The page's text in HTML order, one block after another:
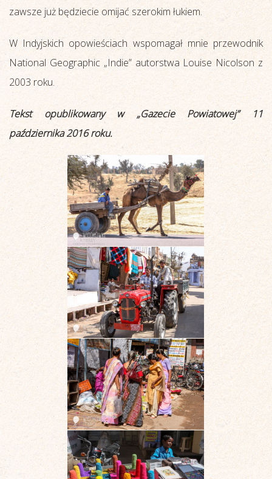
zawsze już będziecie omijać szerokim łukiem.
W Indyjskich opowieściach wspomagał mnie przewodnik
National Geographic „Indie” autorstwa Louise Nicolson z
2003 roku.
Tekst opublikowany w „Gazecie Powiatowej” 11
października 2016 roku.